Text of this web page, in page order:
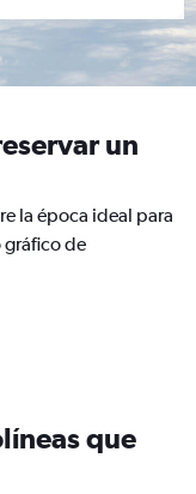
un
la época ideal para
gráfico de
que